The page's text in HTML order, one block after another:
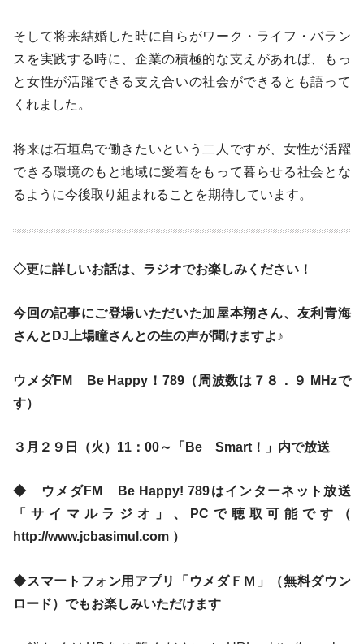
そして将来結婚した時に自らがワーク・ライフ・バラン
スを実践する時に、企業の積極的な支えがあれば、もっ
と女性が活躍できる支え合いの社会ができるとも語って
くれました。
将来は石垣島で働きたいという二人ですが、女性が活躍
できる環境のもと地域に愛着をもって暮らせる社会とな
るように今後取り組まれることを期待しています。
◇更に詳しいお話は、ラジオでお楽しみください！
今回の記事にご登場いただいた加屋本翔さん、友利青海
さんとDJ上場瞳さんとの生の声が聞けますよ♪
ウメダFM Be Happy！789（周波数は７８．９ MHzで
す）
３月２９日（火）11：00～「Be Smart！」内で放送
◆ ウメダFM Be Happy! 789はインターネット放送
「サイマルラジオ」、PCで聴取可能です（
http://www.jcbasimul.com ）
◆スマートフォン用アプリ「ウメダＦＭ」（無料ダウン
ロード）でもお楽しみいただけます